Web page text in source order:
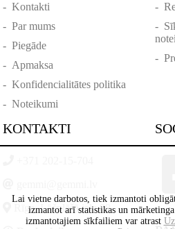
-Kontakti
-Par mums
-Piegāde
- Apmaksa
-Konfidencialitātes politika
-Noteikumi
-
-
-
KONTAKTI
Rīga, Lāčplēšā iela 88
Lai vietne darbotos, tiek izmantoti
izmantot arī statistikas un
izmantotajiem sīkfailiem var atrast